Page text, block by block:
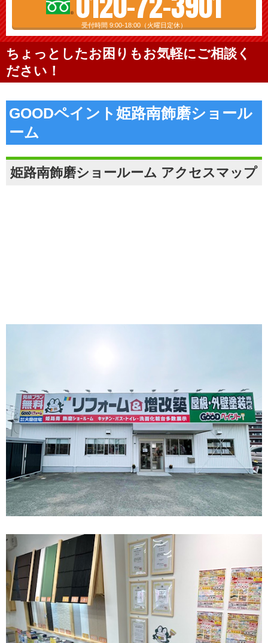
受付時間 9:00-18:00（火曜日定休）
ちょっとしたお困りもお気軽にご相談く
ださい！
GOODペイント姫路南飾磨ショール
ーム
姫路南飾磨ショールーム アクセスマップ